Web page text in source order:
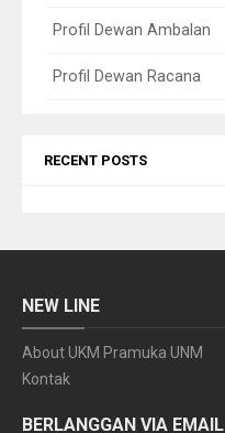
Profil Dewan Ambalan
Profil Dewan Racana
RECENT POSTS
NEW LINE
About UKM Pramuka UNM
Kontak
BERLANGGAN VIA EMAIL